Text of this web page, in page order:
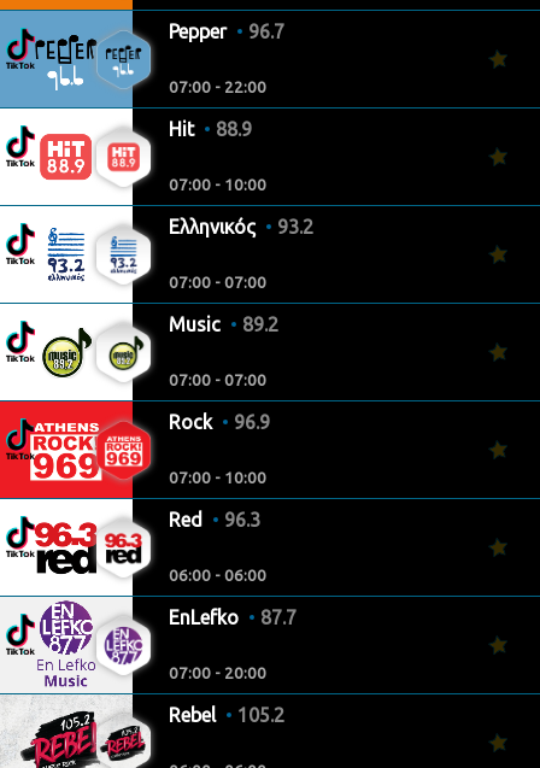
Pepper 96.7
07:00 - 22:00
Hit 88.9
07:00 - 10:00
Ελληνικός 93.2
07:00 - 07:00
Music 89.2
07:00 - 07:00
Rock 96.9
07:00 - 10:00
Red 96.3
06:00 - 06:00
EnLefko 87.7
07:00 - 20:00
Rebel 105.2